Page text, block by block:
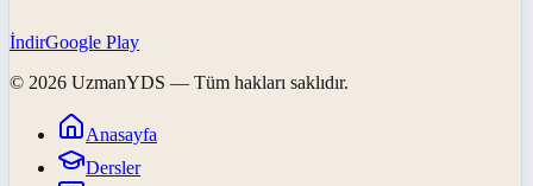
İndirGoogle Play
© 2026 UzmanYDS — Tüm hakları saklıdır.
Anasayfa
Dersler